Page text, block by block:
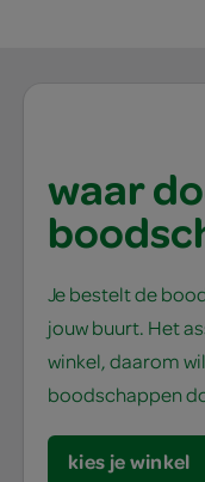
waar
Je bestelt de
jouw buurt. Het
winkel, daarom
boodschappen
kies je winkel